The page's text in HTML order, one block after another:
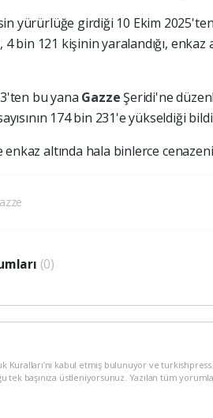
yürürlüğe girdiği 10 Ekim
4 bin 121 kişinin yaralandığı, enkaz
bu yana GazzeŞeridi'ne
174 bin 231'e yükseldiği
enkaz altında hala binlerce
(0)
Kuralları’nı kabul etmiş bulunuyor ve
tek başınıza üstleniyorsunuz. Yazılan tüm